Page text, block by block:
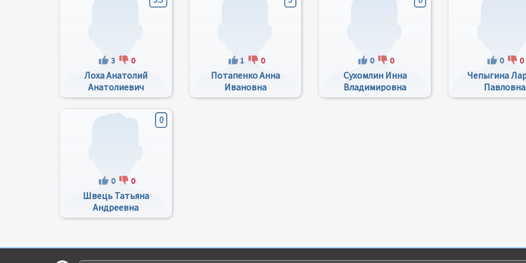
3 0
Лоха Анатолий
Анатолиевич
1 0
Потапенко Анна
Ивановна
0 0
Сухомлин Инна
Владимировна
0 0
Чепыгина
Павловна
0
0 0
Швець Татьяна
Андреевна